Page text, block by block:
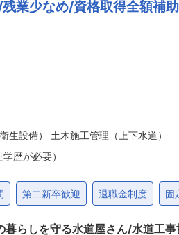
業少なめ/資格取得全額補
生設備） 土木施工管理（上下水道）
歴が必要）
第二新卒歓迎 退職金制度 固
道屋さん/水道工事協同組合に所属！】 ■